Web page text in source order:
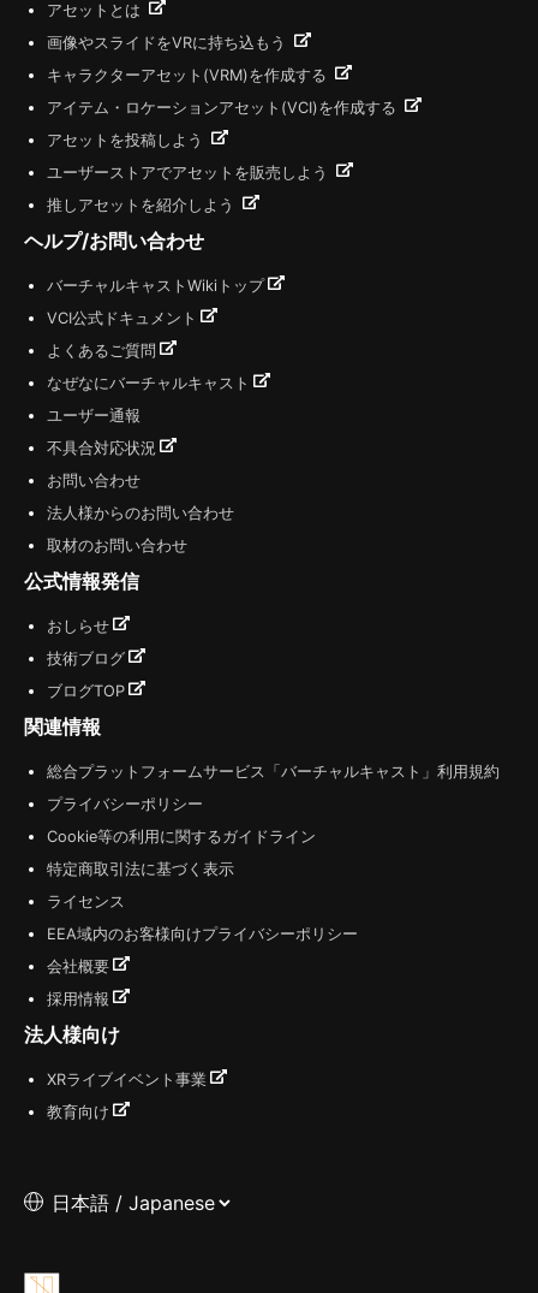
アセットとは
画像やスライドをVRに持ち込もう
キャラクターアセット(VRM)を作成する
アイテム・ロケーションアセット(VCI)を作成する
アセットを投稿しよう
ユーザーストアでアセットを販売しよう
推しアセットを紹介しよう
ヘルプ/お問い合わせ
バーチャルキャストWikiトップ
VCI公式ドキュメント
よくあるご質問
なぜなにバーチャルキャスト
ユーザー通報
不具合対応状況
お問い合わせ
法人様からのお問い合わせ
取材のお問い合わせ
公式情報発信
おしらせ
技術ブログ
ブログTOP
関連情報
総合プラットフォームサービス「バーチャルキャスト」利用規約
プライバシーポリシー
Cookie等の利用に関するガイドライン
特定商取引法に基づく表示
ライセンス
EEA域内のお客様向けプライバシーポリシー
会社概要
採用情報
法人様向け
XRライブイベント事業
教育向け